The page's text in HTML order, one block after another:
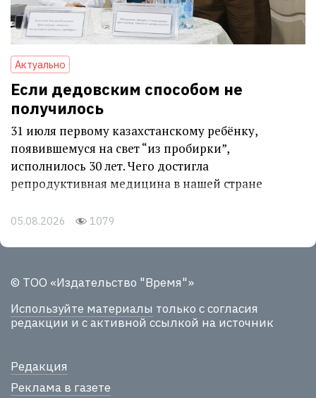
Актуально
Если дедовским способом не
получилось
31 июля первому казахстанскому ребёнку,
появившемуся на свет “из пробирки”,
исполнилось 30 лет. Чего достигла
репродуктивная медицина в нашей стране
05.08.2026 1079
© ТОО «Издательство "Время"»
Используйте материалы только с согласия
редакции и с активной ссылкой на источник
Редакция
Реклама в газете